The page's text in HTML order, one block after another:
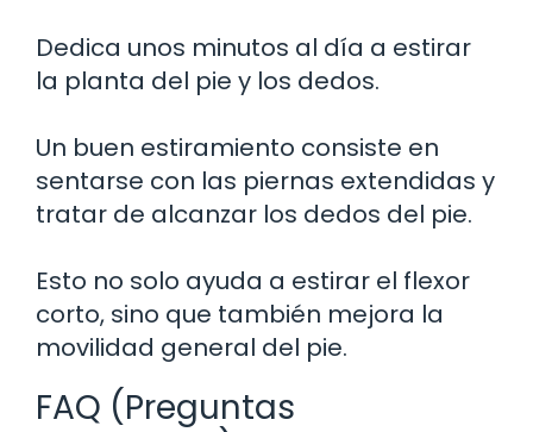
Dedica unos minutos al día a estirar
la planta del pie y los dedos.
Un buen estiramiento consiste en
sentarse con las piernas extendidas y
tratar de alcanzar los dedos del pie.
Esto no solo ayuda a estirar el flexor
corto, sino que también mejora la
movilidad general del pie.
FAQ (Preguntas